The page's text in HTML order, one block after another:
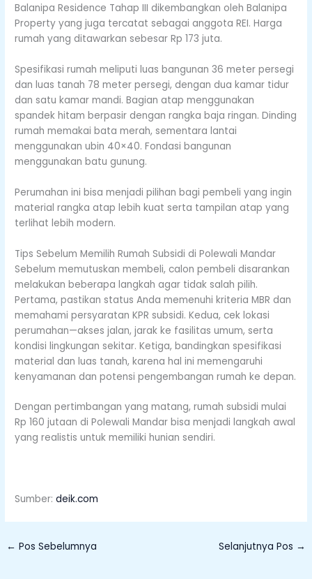
Balanipa Residence Tahap III dikembangkan oleh Balanipa
Property yang juga tercatat sebagai anggota REI. Harga
rumah yang ditawarkan sebesar Rp 173 juta.
Spesifikasi rumah meliputi luas bangunan 36 meter persegi
dan luas tanah 78 meter persegi, dengan dua kamar tidur
dan satu kamar mandi. Bagian atap menggunakan
spandek hitam berpasir dengan rangka baja ringan. Dinding
rumah memakai bata merah, sementara lantai
menggunakan ubin 40×40. Fondasi bangunan
menggunakan batu gunung.
Perumahan ini bisa menjadi pilihan bagi pembeli yang ingin
material rangka atap lebih kuat serta tampilan atap yang
terlihat lebih modern.
Tips Sebelum Memilih Rumah Subsidi di Polewali Mandar
Sebelum memutuskan membeli, calon pembeli disarankan
melakukan beberapa langkah agar tidak salah pilih.
Pertama, pastikan status Anda memenuhi kriteria MBR dan
memahami persyaratan KPR subsidi. Kedua, cek lokasi
perumahan—akses jalan, jarak ke fasilitas umum, serta
kondisi lingkungan sekitar. Ketiga, bandingkan spesifikasi
material dan luas tanah, karena hal ini memengaruhi
kenyamanan dan potensi pengembangan rumah ke depan.
Dengan pertimbangan yang matang, rumah subsidi mulai
Rp 160 jutaan di Polewali Mandar bisa menjadi langkah awal
yang realistis untuk memiliki hunian sendiri.
Sumber:deik.com
← Pos Sebelumnya Selanjutnya Pos →